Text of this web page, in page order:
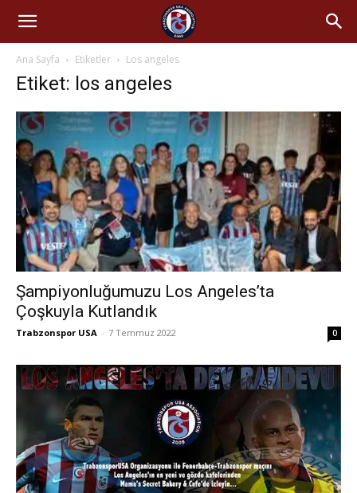
Ana Sayfa Etiketler Los angeles
Etiket: los angeles
Şampiyonluğumuzu Los Angeles’ta
Çoşkuyla Kutlandık
Trabzonspor USA - 7 Temmuz 2022 0